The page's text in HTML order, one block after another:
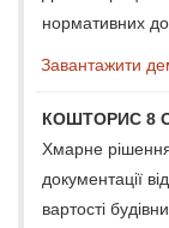
нормативних
Завантажити
КОШТОРИС 8
Хмарне
документації
вартості